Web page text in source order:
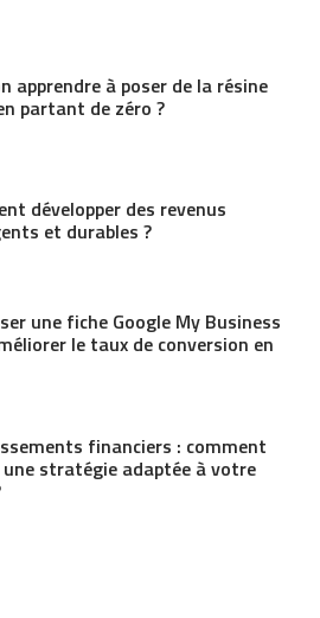
apprendre à poser de la résine
partant de zéro ?
développer des revenus
et durables ?
une fiche Google My Business
le taux de conversion en
financiers : comment
stratégie adaptée à votre